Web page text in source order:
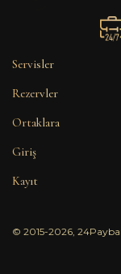
İtibar
Site
Servisler
Rezervler
Ortaklara
Giriş
Kayıt
© 2015-2026,